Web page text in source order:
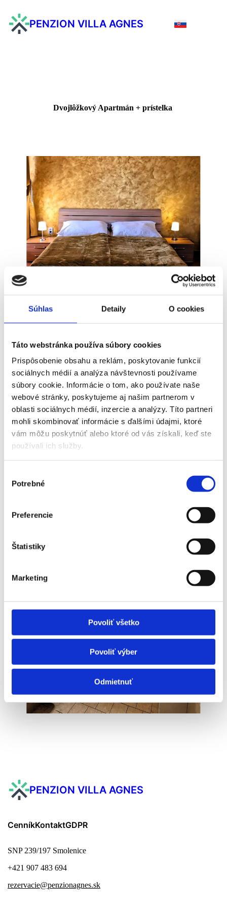
Súhlas Detaily O cookies
Táto webstránka používa súbory cookies
Prispôsobenie obsahu a reklám, poskytovanie funkcií
sociálnych médií a analýza návštevnosti používame
súbory cookie. Informácie o tom, ako používate naše
webové stránky, poskytujeme aj našim partnerom v
oblasti sociálnych médií, inzercie a analýzy. Títo partneri
mohli skombinovať informácie s ďalšími údajmi, ktoré
vám môžu poskytnúť alebo ktoré od vás získali, keď ste
používali ich služby.
súhlasu
Potrebné
Preferencie
Štatistiky
Marketing
Povoliť všetko
Povoliť výber
Odmietnuť
PENZION VILLA AGNES
Dvojlôžkový Apartmán + prístelka
PENZION VILLA AGNES
CenníkKontaktGDPR
SNP 239/197 Smolenice
+421 907 483 694
rezervacie@penzionagnes.sk